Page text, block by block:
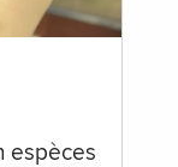
espèces